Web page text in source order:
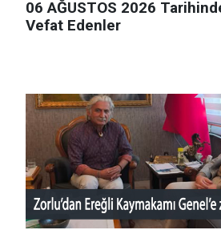
06 AĞUSTOS 2026
Vefat Edenler